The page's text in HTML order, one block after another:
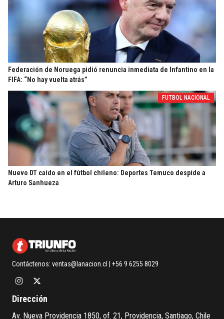
Federación de Noruega pidió renuncia inmediata de Infantino en la
FIFA: “No hay vuelta atrás”
FUTBOL NACIONAL
Nuevo DT caído en el fútbol chileno: Deportes Temuco despide a
Arturo Sanhueza
Contáctenos: ventas@lanacion.cl | +56 9 6255 8029
Dirección
Av. Nueva Providencia 1850, of. 21, Providencia, Santiago, Chile